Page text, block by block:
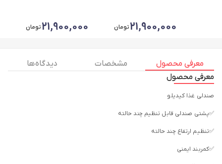
21,900,000تومان 21,900,000تومان
معرفی محصول مشخصات
دیدگاه ها
معرفی محصول
صندلی غذا کیدیلو
✅پشتی صندلی قابل تنظیم چند حالته
✅تنظیم ارتفاع چند حالته
✅کمربند ایمنی